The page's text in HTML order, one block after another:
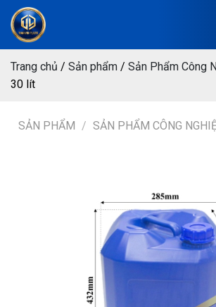
Chuyển
đến
dungTrang chủ / Sản phẩm / Sản Phẩm Công
30 lít
SẢN PHẨM / SẢN PHẨM CÔNG